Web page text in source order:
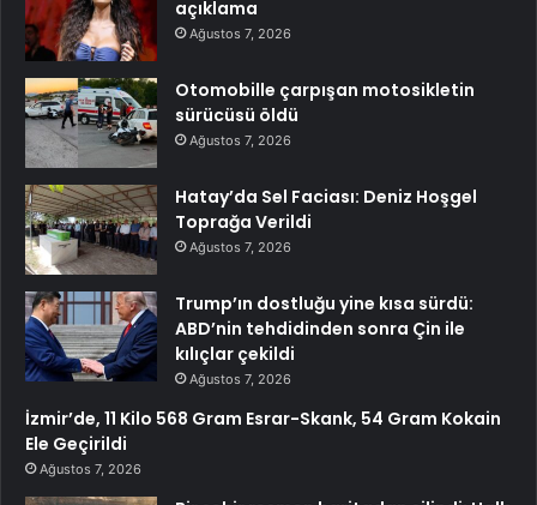
açıklama
Ağustos 7, 2026
Otomobille çarpışan motosikletin
sürücüsü öldü
Ağustos 7, 2026
Hatay’da Sel Faciası: Deniz Hoşgel
Toprağa Verildi
Ağustos 7, 2026
Trump’ın dostluğu yine kısa sürdü:
ABD’nin tehdidinden sonra Çin ile
kılıçlar çekildi
Ağustos 7, 2026
İzmir’de, 11 Kilo 568 Gram Esrar-Skank, 54 Gram Kokain
Ele Geçirildi
Ağustos 7, 2026